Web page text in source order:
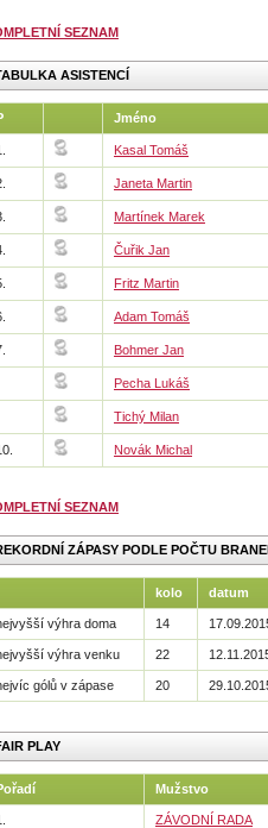
SEZNAM
ASISTENCÍ
Jméno
Kasal Tomáš
Janeta Martin
Martínek Marek
Čuřik Jan
Fritz Martin
Adam Tomáš
Bohmer Jan
Pecha Lukáš
Tichý Milan
Novák Michal
SEZNAM
ZÁPASY PODLE POČTU
kolo datum
výhra doma 14
výhra venku 22
gólů v zápase 20
PLAY
Mužstvo
ZÁVODNÍ RADA